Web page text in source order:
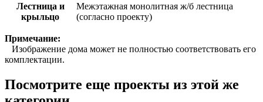
Лестница и
крыльцо
Межэтажная монолитная ж/б лестница
(согласно проекту)
Примечание:
Изображение дома может не полностью соответствовать его
комплектации.
Посмотрите еще проекты из этой же